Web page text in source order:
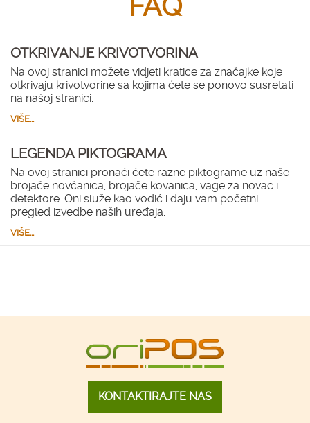
OTKRIVANJE KRIVOTVORINA
Na ovoj stranici možete vidjeti kratice za značajke koje
otkrivaju krivotvorine sa kojima ćete se ponovo susretati
na našoj stranici.
VIŠE...
LEGENDA PIKTOGRAMA
Na ovoj stranici pronaći ćete razne piktograme uz naše
brojače novčanica, brojače kovanica, vage za novac i
detektore. Oni služe kao vodić i daju vam početni
pregled izvedbe naših uređaja.
VIŠE...
KONTAKTIRAJTE NAS